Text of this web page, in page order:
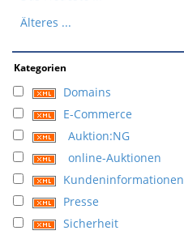
Älteres ...
Kategorien
Domains
E-Commerce
Auktion:NG
online-Auktionen
Kundeninformationen
Presse
Sicherheit